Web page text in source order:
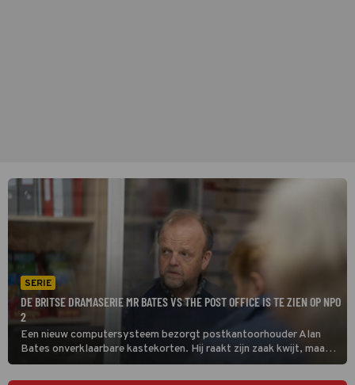
SERIE
DE BRITSE DRAMASERIE MR BATES VS THE POST OFFICE IS TE ZIEN OP NPO
2
Een nieuw computersysteem bezorgt postkantoorhouder Alan
Bates onverklaarbare kastekorten. Hij raakt zijn zaak kwijt, maar
laat het er niet bij zitten. De dramaserie Mr Bates vs The Post
Office is gebaseerd op een waargebeurd verhaal.